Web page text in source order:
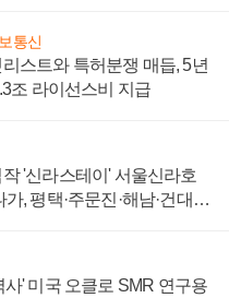
통신
스트와 특허분쟁 매듭, 5년
조 라이선스비 지급
'신라스테이' 서울신라호
, 평택·주문진·해남·건대로
' 미국 오클로 SMR 연구용